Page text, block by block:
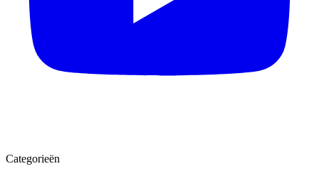
Categorieën